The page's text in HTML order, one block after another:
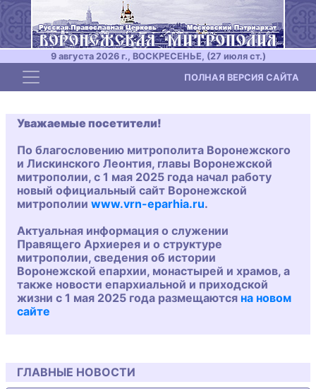
9 августа 2026 г., ВОСКРЕСЕНЬЕ, (27 июля ст.)
Toggle navigation ПОЛНАЯ ВЕРСИЯ САЙТА
Уважаемые посетители!
По благословению митрополита Воронежского
и Лискинского Леонтия, главы Воронежской
митрополии, с 1 мая 2025 года начал работу
новый официальный сайт Воронежской
митрополии www.vrn-eparhia.ru.
Актуальная информация о служении
Правящего Архиерея и о структуре
митрополии, сведения об истории
Воронежской епархии, монастырей и храмов, а
также новости епархиальной и приходской
жизни с 1 мая 2025 года размещаются на новом
сайте
ГЛАВНЫЕ НОВОСТИ